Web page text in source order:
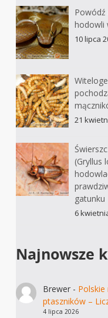
Powódź
hodowli
10 lipca
21
(Gryllus
gatunku
6
Najnowsze
Brewer-
ptaszników –
4 lipca 2026